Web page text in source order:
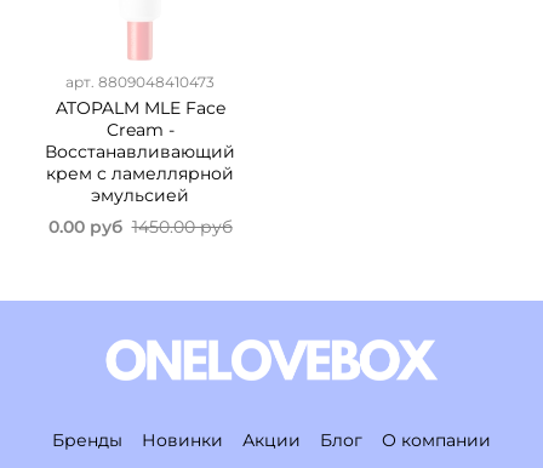
арт. 8809048410473
ATOPALM MLE Face
Cream -
Восстанавливающий
крем c ламеллярной
эмульсией
0.00 руб 1450.00 руб
Бренды Новинки Акции Блог О компании